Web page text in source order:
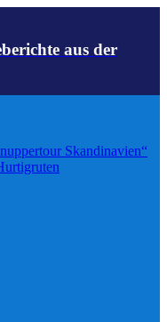
aus der
Skandinavien“